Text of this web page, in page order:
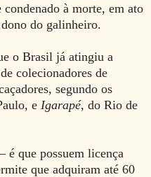
à morte, em ato
do galinheiro.
o Brasil já atingiu a
colecionadores de
segundo os
e Igarapé, do Rio de
é que possuem licença
que adquiram até 60